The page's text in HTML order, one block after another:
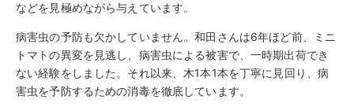
などを見極めながら与えています。
病害虫の予防も欠かしていません。和田さんは6年ほど前、ミニ
トマトの異変を見逃し、病害虫による被害で、一時期出荷でき
ない経験をしました。それ以来、木1本1本を丁寧に見回り、病
害虫を予防するための消毒を徹底しています。